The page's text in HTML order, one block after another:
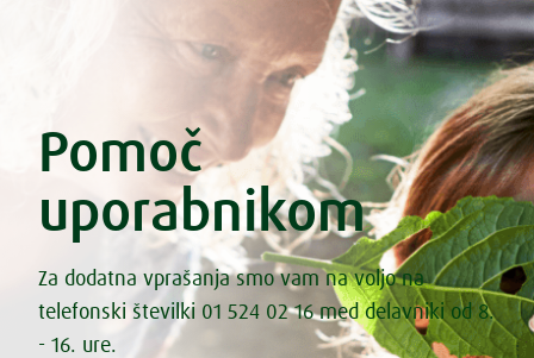
Pomoč
uporabnikom
Za dodatna vprašanja smo vam na voljo na
telefonski številki 01 524 02 16 med delavniki od 8.
- 16. ure.